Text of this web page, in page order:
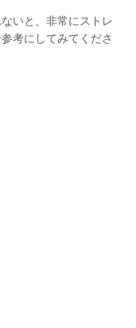
いと、非常にストレ
考にしてみてくださ